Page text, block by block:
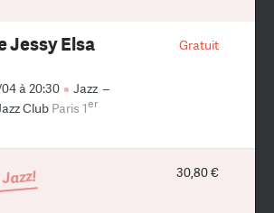
Gratuit
Jessy Elsa
à 20:30 Jazz –
Club Paris 1er
30,80 €